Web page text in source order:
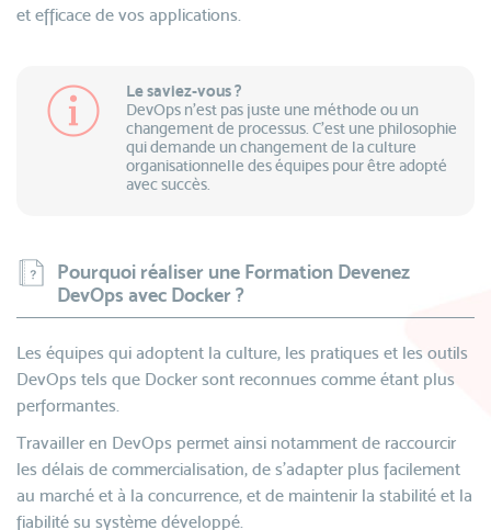
et efficace de vos applications.
Le saviez-vous ?
DevOps n’est pas juste une méthode ou un
changement de processus. C’est une philosophie
qui demande un changement de la culture
organisationnelle des équipes pour être adopté
avec succès.
Pourquoi réaliser une Formation Devenez
DevOps avec Docker ?
Les équipes qui adoptent la culture, les pratiques et les outils
DevOps tels que Docker sont reconnues comme étant plus
performantes.
Travailler en DevOps permet ainsi notamment de raccourcir
les délais de commercialisation, de s’adapter plus facilement
au marché et à la concurrence, et de maintenir la stabilité et la
fiabilité su système développé.